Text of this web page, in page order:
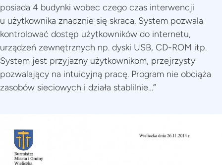
posiada 4 budynki wobec czego czas interwencji
u użytkownika znacznie się skraca. System pozwala
kontrolować dostęp użytkowników do internetu,
urządzeń zewnętrznych np. dyski USB, CD-ROM itp.
System jest przyjazny użytkownikom, przejrzysty
pozwalający na intuicyjną pracę. Program nie obciąża
zasobów sieciowych i działa stablilnie…”